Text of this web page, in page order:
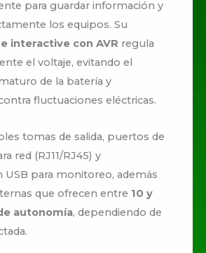
para guardar información y
los equipos. Su
interactive con AVR regula
el voltaje, evitando el
de la batería y
fluctuaciones eléctricas.
tomas de salida, puertos de
red (RJ11/RJ45) y
USB para monitoreo, además
que ofrecen entre 10 y
autonomía, dependiendo de